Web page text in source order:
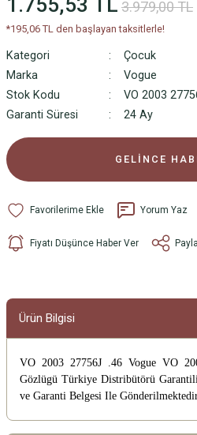
1.755,53 TL 3.979,00 TL
*195,06 TL den başlayan taksitlerle!
Kategori
Çocuk
Marka
Vogue
Stok Kodu
VO 2003
Garanti Süresi
24 Ay
GELİNCE
Yorum Yaz
Fiyatı Düşünce Haber Ver
Ürün Bilgisi
VO 2003 27756J .46 Vogue VO
Gözlügü Türkiye Distribütörü
ve Garanti Belgesi Ile